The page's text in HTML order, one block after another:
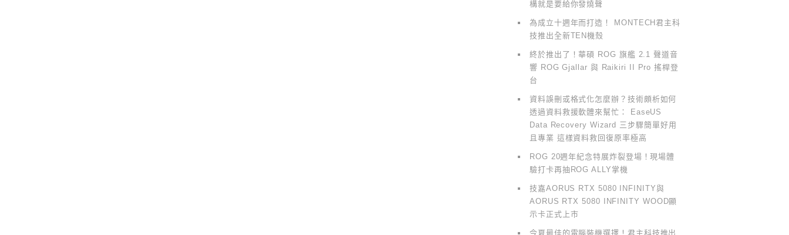
構就是要給你發燒聲
為成立十週年而打造！ MONTECH君主科
技推出全新TEN機殼
終於推出了！華碩 ROG 旗艦 2.1 聲道音
響 ROG Gjallar 與 Raikiri II Pro 搖桿登
台
資料誤刪或格式化怎麼辦？技術頗析如何
透過資料救援軟體來幫忙： EaseUS
Data Recovery Wizard 三步驟簡單好用
且專業 這樣資料救回復原率極高
ROG 20週年紀念特展炸裂登場！現場體
驗打卡再抽ROG ALLY掌機
技嘉AORUS RTX 5080 INFINITY與
AORUS RTX 5080 INFINITY WOOD顯
示卡正式上市
今夏最佳的電腦裝機選擇！君主科技推出